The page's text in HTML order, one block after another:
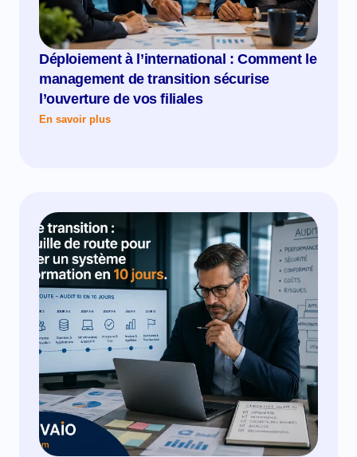
Déploiement à l’international : Comment le
management de transition sécurise
l’ouverture de vos filiales
En savoir plus